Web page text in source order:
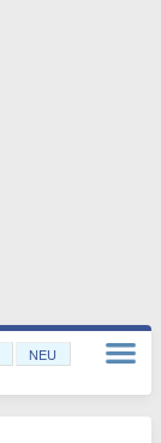
NEU